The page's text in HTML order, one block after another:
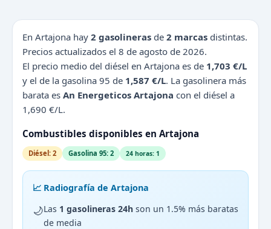
En Artajona hay 2 gasolineras de 2 marcas distintas.
Precios actualizados el 8 de agosto de 2026.
El precio medio del diésel en Artajona es de 1,703 €/L
y el de la gasolina 95 de 1,587 €/L. La gasolinera más
barata es An Energeticos Artajona con el diésel a
1,690 €/L.
Combustibles disponibles en Artajona
Diésel: 2 Gasolina 95: 2 24 horas: 1
📈 Radiografía de Artajona
🌙Las 1 gasolineras 24h son un 1.5% más baratas
de media